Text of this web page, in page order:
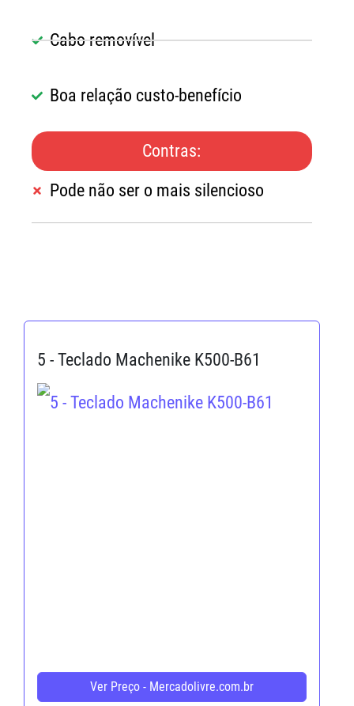
Cabo removível
Boa relação custo-benefício
Contras:
Pode não ser o mais silencioso
5 - Teclado Machenike K500-B61
Ver Preço - Mercadolivre.com.br